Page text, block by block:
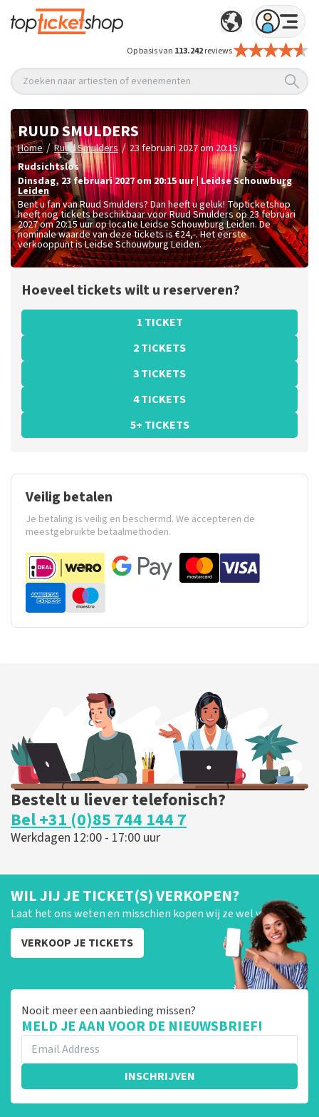
Op basis van 113.242reviews
Zoeken naar artiesten of evenementen
RUUD SMULDERS
Home / Ruud Smulders / 23 februari 2027 om 20:15
Rudsichtslos
dinsdag, 23 februari 2027 om 20:15uur|Leidse Schouwburg
Leiden
Bent u fan van Ruud Smulders? Dan heeft u geluk! Topticketshop
heeft nog tickets beschikbaar voor Ruud Smulders op 23 februari
2027 om 20:15 uur op locatie Leidse Schouwburg Leiden. De
nominale waarde van deze tickets is€24,-. Het eerste
verkooppunt is Leidse Schouwburg Leiden.
Hoeveel tickets wilt u reserveren?
1 TICKET
2 TICKETS
3 TICKETS
4 TICKETS
5+ TICKETS
Veilig betalen
Je betaling is veilig en beschermd. We accepteren de
meestgebruikte betaalmethoden.
Bestelt u liever telefonisch?
Bel +31 (0)85 744 144 7
Werkdagen 12:00 - 17:00 uur
WIL JIJ JE TICKET(S) VERKOPEN?
Laat het ons weten en misschien kopen wij ze wel van je!
VERKOOP JE TICKETS
Nooit meer een aanbieding missen?
MELD JE AAN VOOR DE NIEUWSBRIEF!
INSCHRIJVEN